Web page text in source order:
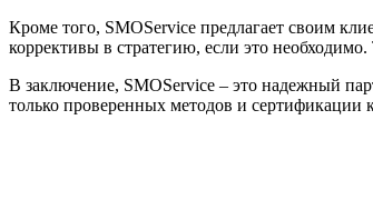
Кроме того, SMOService предлагает своим
коррективы в стратегию, если это
В заключение, SMOService – это надежный
только проверенных методов и сертификации